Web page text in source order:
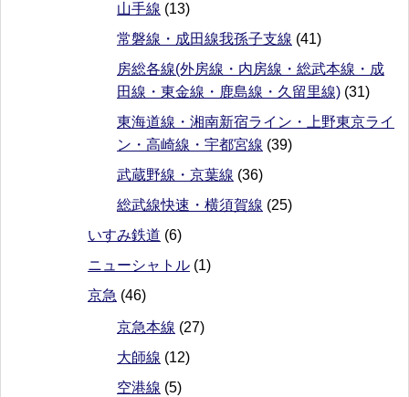
山手線 (13)
常磐線・成田線我孫子支線 (41)
房総各線(外房線・内房線・総武本線・成
田線・東金線・鹿島線・久留里線) (31)
東海道線・湘南新宿ライン・上野東京ライ
ン・高崎線・宇都宮線 (39)
武蔵野線・京葉線 (36)
総武線快速・横須賀線 (25)
いすみ鉄道 (6)
ニューシャトル (1)
京急 (46)
京急本線 (27)
大師線 (12)
空港線 (5)